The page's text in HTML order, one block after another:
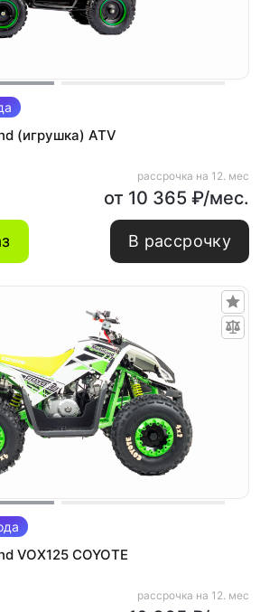
(игрушка) ATV
рассрочка на 12. мес
от 10 365 ₽/мес.
В рассрочку
VOX125 COYOTE
рассрочка на 12. мес